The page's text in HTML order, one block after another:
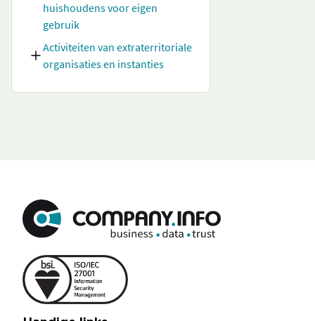
huishoudens voor eigen
gebruik
Activiteiten van extraterritoriale
organisaties en instanties